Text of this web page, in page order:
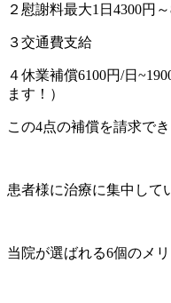
２慰謝料最大1日4300円～
３交通費支給
４休業補償6100円/日
ます！）
この4点の補償を請求でき
患者様に治療に集中して
当院が選ばれる6個のメリ